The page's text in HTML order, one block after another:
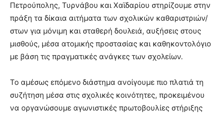
Πετρούπολης, Τυρνάβου και Χαϊδαρίου στηρίζουμε στην
πράξη τα δίκαια αιτήματα των σχολικών καθαριστριών/
στων για μόνιμη και σταθερή δουλειά, αυξήσεις στους
μισθούς, μέσα ατομικής προστασίας και καθηκοντολόγιο
με βάση τις πραγματικές ανάγκες των σχολείων.
Το αμέσως επόμενο διάστημα ανοίγουμε πιο πλατιά τη
συζήτηση μέσα στις σχολικές κοινότητες, προκειμένου
να οργανώσουμε αγωνιστικές πρωτοβουλίες στήριξης